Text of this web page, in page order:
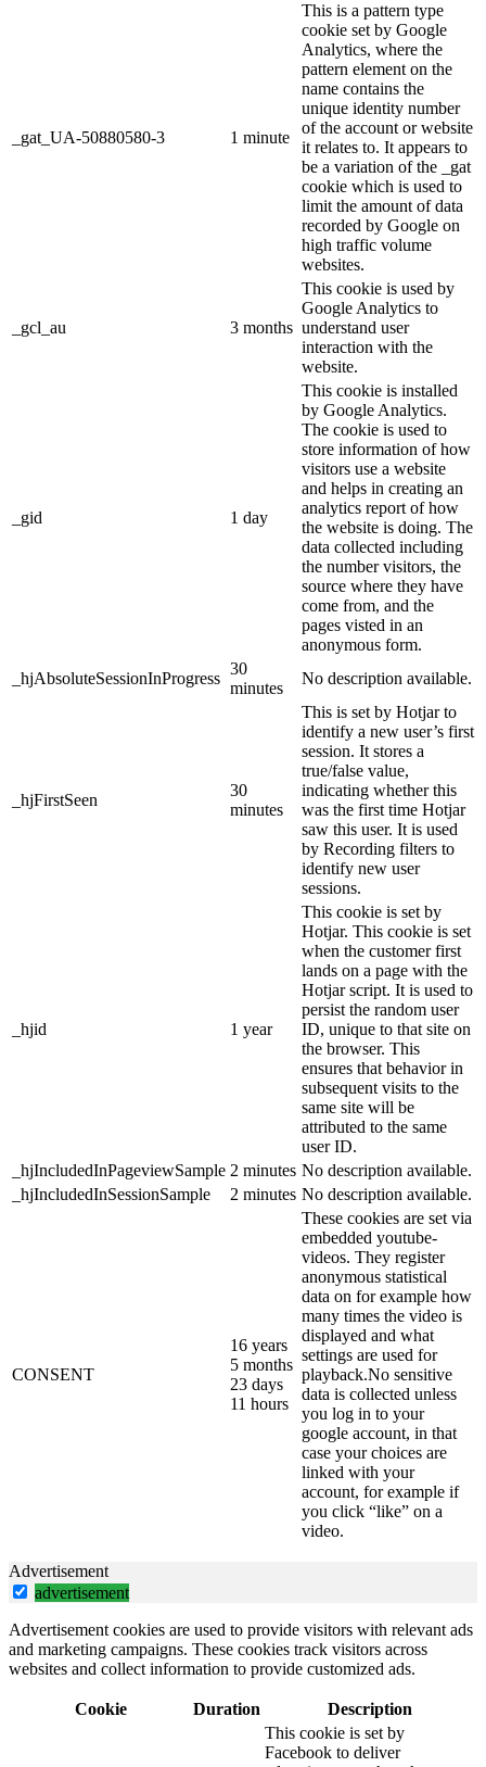
_gat_UA-50880580-3 1 minute
This is a pattern type
cookie set by Google
Analytics, where the
pattern element on the
name contains the
unique identity number
of the account or website
it relates to. It appears to
be a variation of the _gat
cookie which is used to
limit the amount of data
recorded by Google on
high traffic volume
websites.
_gcl_au 3 months
This cookie is used by
Google Analytics to
understand user
interaction with the
website.
_gid 1 day
This cookie is installed
by Google Analytics.
The cookie is used to
store information of how
visitors use a website
and helps in creating an
analytics report of how
the website is doing. The
data collected including
the number visitors, the
source where they have
come from, and the
pages visted in an
anonymous form.
_hjAbsoluteSessionInProgress
30
minutes
No description available.
_hjFirstSeen
30
minutes
This is set by Hotjar to
identify a new user’s first
session. It stores a
true/false value,
indicating whether this
was the first time Hotjar
saw this user. It is used
by Recording filters to
identify new user
sessions.
_hjid 1 year
This cookie is set by
Hotjar. This cookie is set
when the customer first
lands on a page with the
Hotjar script. It is used to
persist the random user
ID, unique to that site on
the browser. This
ensures that behavior in
subsequent visits to the
same site will be
attributed to the same
user ID.
_hjIncludedInPageviewSample 2 minutes No description available.
_hjIncludedInSessionSample
2 minutes No description available.
CONSENT
16 years
5 months
23 days
11 hours
These cookies are set via
embedded youtube-
videos. They register
anonymous statistical
data on for example how
many times the video is
displayed and what
settings are used for
playback.No sensitive
data is collected unless
you log in to your
google account, in that
case your choices are
linked with your
account, for example if
you click “like” on a
video.
Advertisement
advertisement
Advertisement cookies are used to provide visitors with relevant ads
and marketing campaigns. These cookies track visitors across
websites and collect information to provide customized ads.
Cookie Duration
Description
This cookie is set by
Facebook to deliver